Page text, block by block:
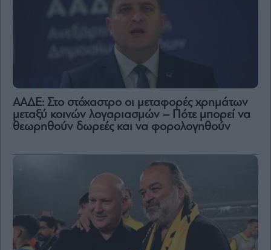
ΑΑΔΕ: Στο στόχαστρο οι μεταφορές χρημάτων
μεταξύ κοινών λογαριασμών – Πότε μπορεί να
θεωρηθούν δωρεές και να φορολογηθούν